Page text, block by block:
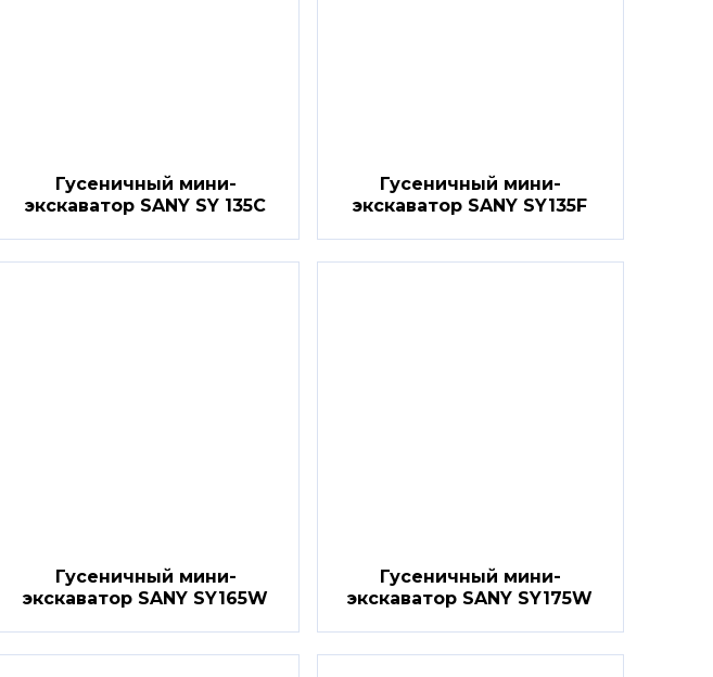
Гусеничный мини-
экскаватор SANY SY 135C
Гусеничный мини-
экскаватор SANY SY135F
Гусеничный мини-
экскаватор SANY SY165W
Гусеничный мини-
экскаватор SANY SY175W